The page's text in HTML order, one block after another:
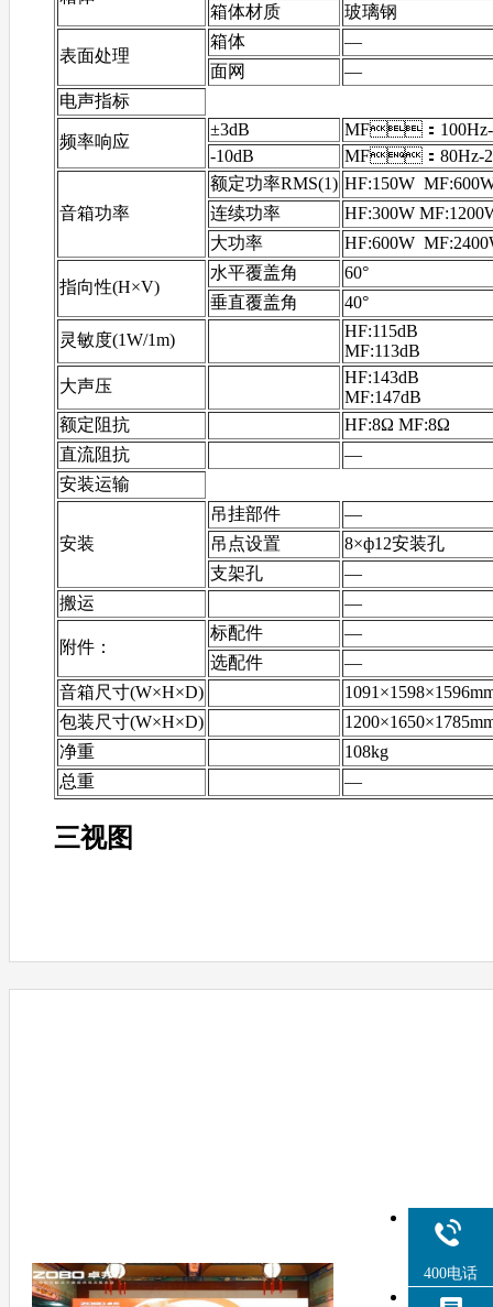
箱体材质
玻璃钢
表面处理
箱体
—
面网
—
电声指标
频率响应
±3dB
MF：100Hz-
-10dB
MF：80Hz-
音箱功率
额定功率RMS(1) HF:150W
连续功率
HF:300W
大功率
HF:600W
指向性(H×V)
水平覆盖角
60°
垂直覆盖角
40°
灵敏度(1W/1m)
HF:115dB
MF:113dB
大声压
HF:143dB
MF:147dB
额定阻抗
HF:8Ω MF:8Ω
直流阻抗
—
安装运输
安装
吊挂部件
—
吊点设置
8×ф12安装孔
支架孔
—
搬运
—
附件：
标配件
—
选配件
—
音箱尺寸(W×H×D)
包装尺寸(W×H×D)
净重
108kg
总重
—
三视图
400电话